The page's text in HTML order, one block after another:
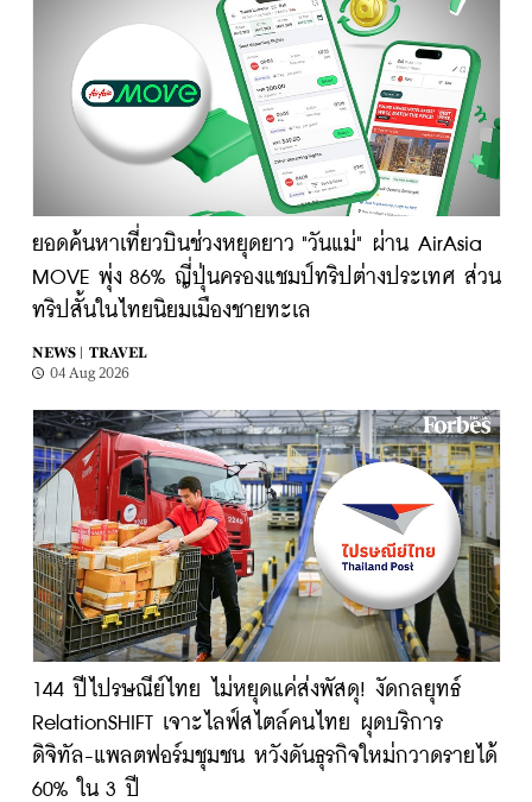
ยอดค้นหาเที่ยวบินช่วงหยุดยาว "วันแม่" ผ่าน AirAsia
MOVE พุ่ง 86% ญี่ปุ่นครองแชมป์ทริปต่างประเทศ ส่วน
ทริปสั้นในไทยนิยมเมืองชายทะเล
NEWS |
TRAVEL
04 Aug 2026
144 ปีไปรษณีย์ไทย ไม่หยุดแค่ส่งพัสดุ! งัดกลยุทธ์
RelationSHIFT เจาะไลฟ์สไตล์คนไทย ผุดบริการ
ดิจิทัล-แพลตฟอร์มชุมชน หวังดันธุรกิจใหม่กวาดรายได้
60% ใน 3 ปี